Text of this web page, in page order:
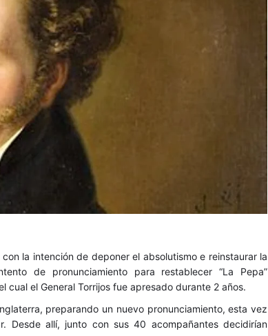
la intención de deponer el absolutismo e reinstaurar la
de pronunciamiento para restablecer “La Pepa”
el General Torrijos fue apresado durante 2 años.
preparando un nuevo pronunciamiento, esta vez
Desde allí, junto con sus 40 acompañantes decidirían